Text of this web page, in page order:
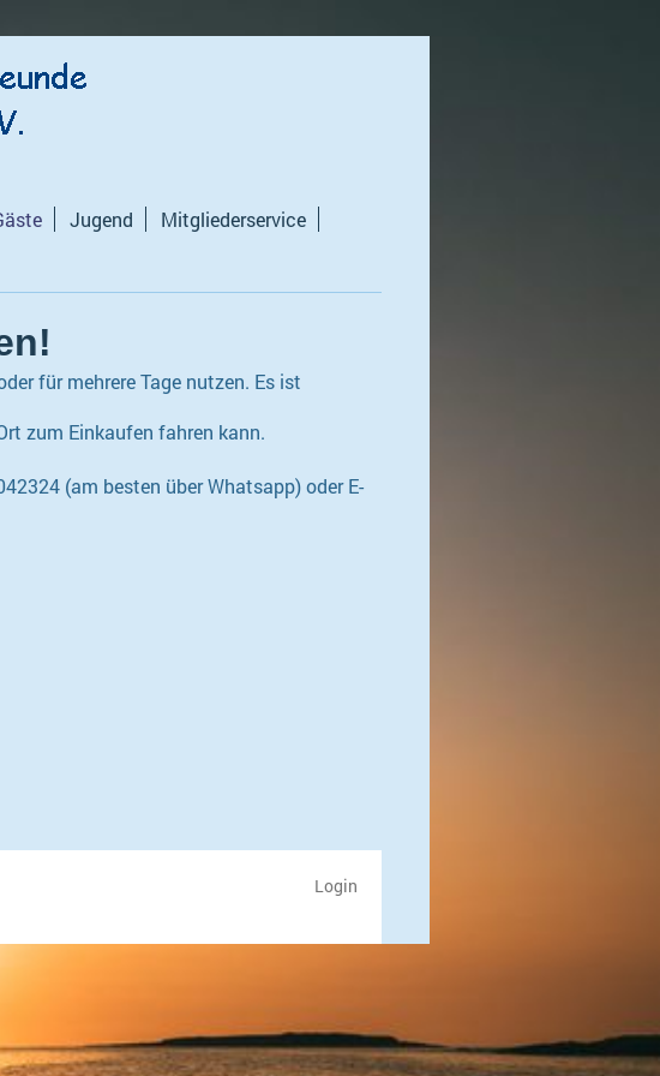
Jugend
Mitgliederservice
für mehrere Tage nutzen. Es ist
zum Einkaufen fahren kann.
(am besten über Whatsapp) oder E-
Login